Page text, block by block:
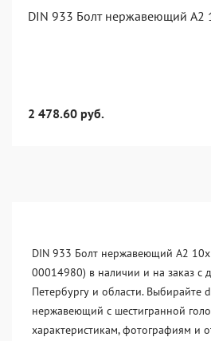
DIN 933 Болт нержавеющий А2
2 478.60 руб.
DIN 933 Болт нержавеющий А2
00014980) в наличии и на заказ с
Петербургу и области. Выбирайте
нержавеющий с шестигранной
характеристикам, фотографиям и